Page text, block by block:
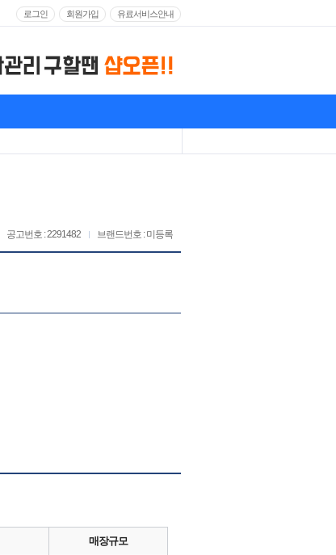
로그인 회원가입 유료서비스안내
브랜드번호 : 미등록
공고번호 : 2291482
매장규모